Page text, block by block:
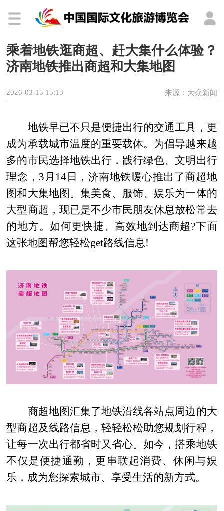
乘着地铁逛商超、赶大集什么体验？
济南地铁推出商超和大集地图
2026-03-15 15:13 来源：大众新闻
地铁早已不只是便捷出行的交通工具，更
成为承载城市温度的重要载体。为倡导越来越
多的市民选择地铁出行，践行绿色、文明出行
理念，3月14日，济南地铁暖心推出了商超地
图和大集地图。集美食、服饰、娱乐为一体的
大型商超，现已是不少市民朋友休息放松常去
的地方。如何更快捷、高效地到达商超?下面
这张地图帮您轻松get路线信息!
商超地图汇集了地铁沿线各站点周边的大
型商超及线路信息，轻轻松松助您规划行程，
让每一次出行都省时又省心。如今，搭乘地铁
不仅是便捷通勤，更串联起消费、休闲与娱
乐，成为您探索城市、享受生活的新方式。